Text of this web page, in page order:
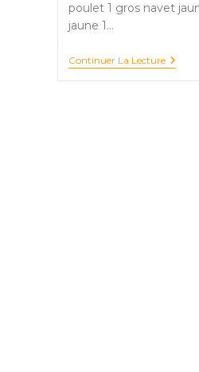
poulet 1 gros navet
jaune 1…
Continuer La Lecture